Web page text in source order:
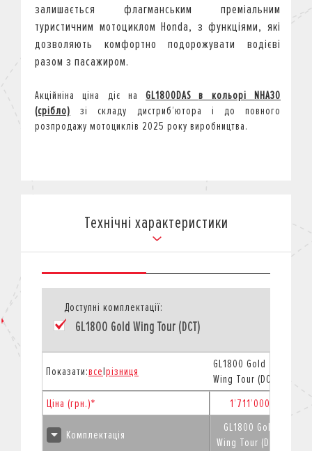
залишається флагманським преміальним
туристичним мотоциклом Honda, з функціями, які
дозволяють комфортно подорожувати водієві
разом з пасажиром.
Акційніна ціна діє наGL1800DASв кольоріNHA30
(срібло) зі складу дистриб’ютора і до повного
розпродажу мотоциклів 2025 року виробництва.
Технічні характеристики
Доступні комплектації:
GL1800 Gold Wing Tour (DCT)
Показати:все|різниця
GL1800 Gold
Wing Tour (DCT)
Ціна (грн.)*
1’711’000
Комплектація
GL1800 Gold
Wing Tour (DCT)